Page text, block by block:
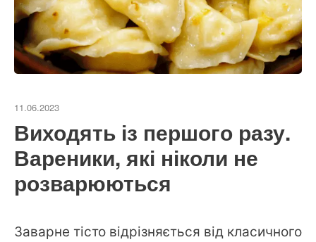
11.06.2023
Виходять із першого разу.
Вареники, які ніколи не
розварюються
Заварне тісто відрізняється від класичного